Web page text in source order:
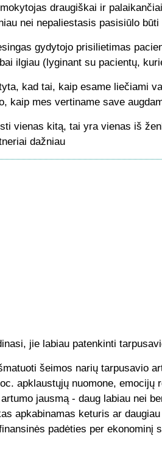
draugiškai ir
nei nepaliestasis pasisiūlo
gydytojo prisilietimas
ilgiau (lyginant su pacientų,
kad tai, kaip esame liečiami
kaip mes vertiname save
vienas kitą, tai yra vienas iš
dažniau
jie labiau patenkinti
šeimos narių tarpusavio
apklaustųjų nuomone,
jausmą - daug labiau nei
apkabinamas keturis ar
padėties per ekonominį